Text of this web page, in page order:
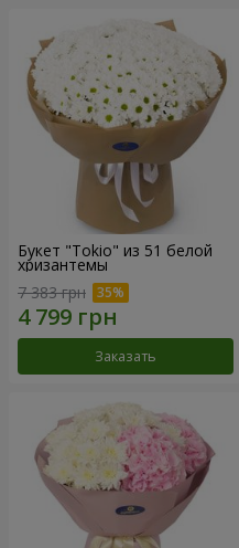
Букет "Tokio" из 51 белой
хризантемы
7 383 грн
Заказать